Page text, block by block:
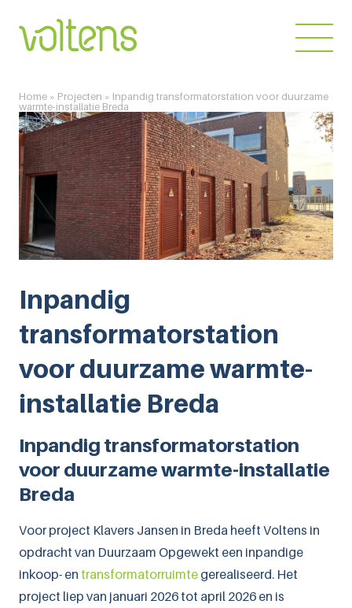
Home
Over ons
Diensten
Markten
Projecten
Contact
Home » Projecten » Inpandig transformatorstation voor duurzame
warmte-installatie Breda
Inpandig
transformatorstation
voor duurzame warmte-
installatie Breda
Inpandig transformatorstation
voor duurzame warmte-installatie
Breda
Voor project Klavers Jansen in Breda heeft Voltens in
opdracht van Duurzaam Opgewekt een inpandige
inkoop- en transformatorruimte gerealiseerd. Het
project liep van januari 2026 tot april 2026 en is